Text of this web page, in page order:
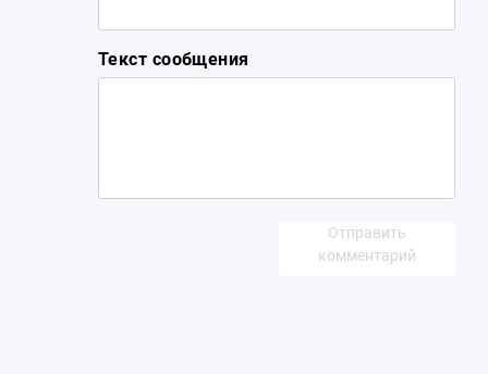
Текст сообщения
Отправить
комментарий